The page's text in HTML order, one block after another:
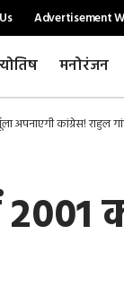
Advertisement
मनोरंजन
अपनाएगी कांग्रेस! राहुल